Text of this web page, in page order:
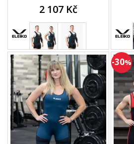
2 107 Kč
-30%